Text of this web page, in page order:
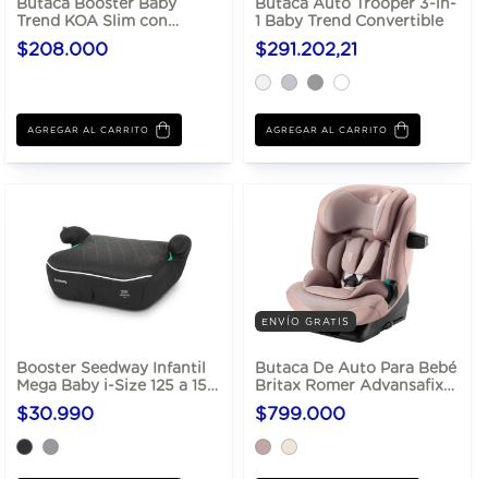
Butaca Booster Baby
Trend KOA Slim con
LATCH
$208.000
Butaca Auto Trooper 3-in-
1 Baby Trend Convertible
$291.202,21
AGREGAR AL CARRITO
Booster Seedway Infantil
Mega Baby i-Size 125 a 150
cm
$30.990
ENVÍO GRATIS
Butaca De Auto Para Bebé
Britax Romer Advansafix
Pro De 76 a 150 cm i-Size
UN R129
$799.000